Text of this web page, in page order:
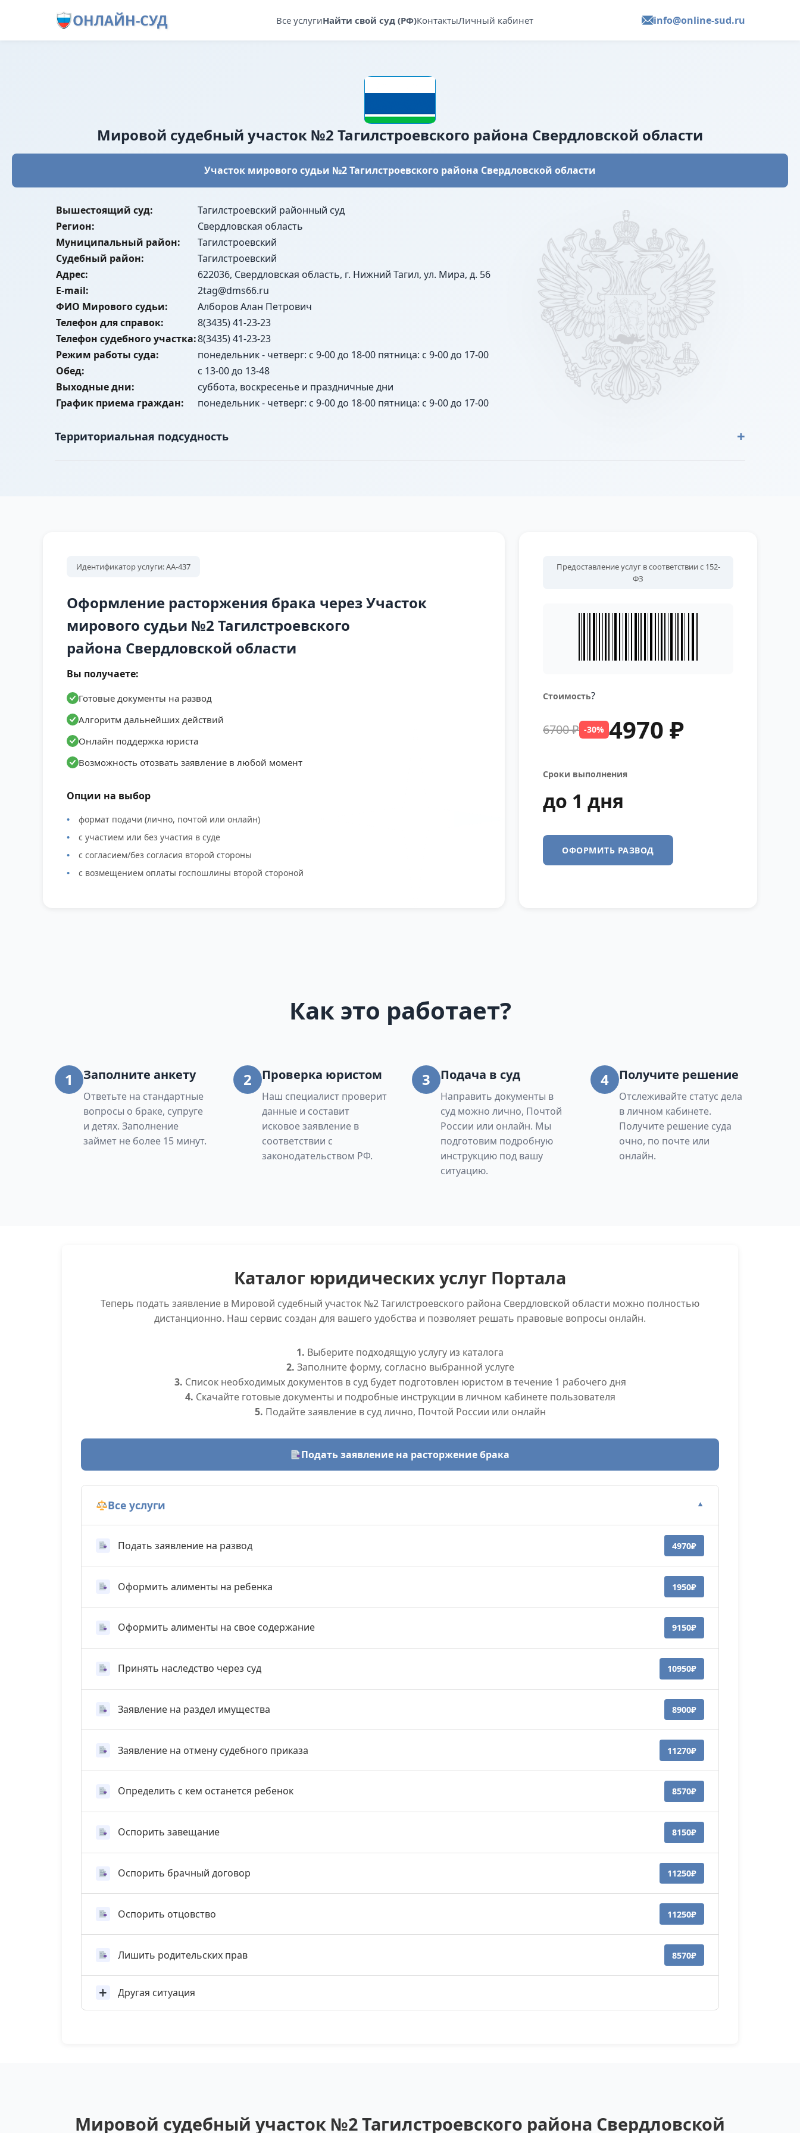
ОНЛАЙН-СУД Все услугиНайти свой суд (РФ)КонтактыЛичный кабинет info@online-sud.ru
Мировой судебный участок №2 Тагилстроевского района Свердловской области
Участок мирового судьи №2 Тагилстроевского района Свердловской области
Вышестоящий суд:
Тагилстроевский районный суд
Регион:
Свердловская область
Муниципальный район:
Тагилстроевский
Судебный район:
Тагилстроевский
Адрес:
622036, Свердловская область, г. Нижний Тагил, ул. Мира, д. 56
E-mail:
2tag@dms66.ru
ФИО Мирового судьи:
Алборов Алан Петрович
Телефон для справок:
8(3435) 41-23-23
Телефон судебного участка:8(3435) 41-23-23
Режим работы суда:
понедельник - четверг: с 9-00 до 18-00 пятница: с 9-00 до 17-00
Обед:
с 13-00 до 13-48
Выходные дни:
суббота, воскресенье и праздничные дни
График приема граждан:
понедельник - четверг: с 9-00 до 18-00 пятница: с 9-00 до 17-00
Территориальная подсудность +
Сенной, Шлаковый, проезды 1-й, 2-й, 3-й, 4-й, 5-й, Полевой полностью, ул. Мира (частные дома) 15, 17, 19, 19а, 21, 24, 26 (магазин), 28.
Идентификатор услуги: АА-437
Оформление расторжения брака через Участок
мирового судьи №2 Тагилстроевского
района Свердловской области
Вы получаете:
Готовые документы на развод
Алгоритм дальнейших действий
Онлайн поддержка юриста
Возможность отозвать заявление в любой момент
Опции на выбор
формат подачи (лично, почтой или онлайн)
с участием или без участия в суде
с согласием/без согласия второй стороны
с возмещением оплаты госпошлины второй стороной
Предоставление услуг в соответствии с 152-
ФЗ
Стоимость?
6700 ₽ -30% 4970 ₽
Сроки выполнения
до 1 дня
ОФОРМИТЬ РАЗВОД
Как это работает?
1 Заполните анкету
Ответьте на стандартные
вопросы о браке, супруге
и детях. Заполнение
займет не более 15 минут.
2 Проверка юристом
Наш специалист проверит
данные и составит
исковое заявление в
соответствии с
законодательством РФ.
3 Подача в суд
Направить документы в
суд можно лично, Почтой
России или онлайн. Мы
подготовим подробную
инструкцию под вашу
ситуацию.
4 Получите решение
Отслеживайте статус дела
в личном кабинете.
Получите решение суда
очно, по почте или
онлайн.
Каталог юридических услуг Портала
Теперь подать заявление в Мировой судебный участок №2 Тагилстроевского района Свердловской области можно полностью
дистанционно. Наш сервис создан для вашего удобства и позволяет решать правовые вопросы онлайн.
1. Выберите подходящую услугу из каталога
2. Заполните форму, согласно выбранной услуге
3. Список необходимых документов в суд будет подготовлен юристом в течение 1 рабочего дня
4. Скачайте готовые документы и подробные инструкции в личном кабинете пользователя
5. Подайте заявление в суд лично, Почтой России или онлайн
Подать заявление на расторжение брака
Все услуги ▼
Подать заявление на развод 4970₽
Оформить алименты на ребенка 1950₽
Оформить алименты на свое содержание 9150₽
Принять наследство через суд 10950₽
Заявление на раздел имущества 8900₽
Заявление на отмену судебного приказа 11270₽
Определить с кем останется ребенок 8570₽
Оспорить завещание 8150₽
Оспорить брачный договор 11250₽
Оспорить отцовство 11250₽
Лишить родительских прав 8570₽
Другая ситуация
Мировой судебный участок №2 Тагилстроевского района Свердловской